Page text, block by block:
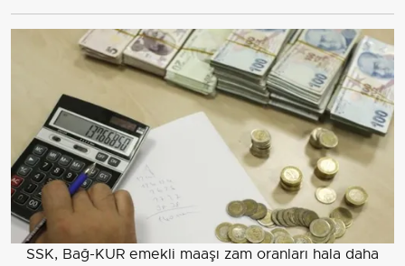
SSK, Bağ-KUR emekli maaşı zam oranları hala daha